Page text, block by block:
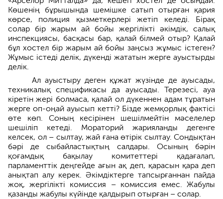
Көшенің бұрышында шемішке сатып отырған қария
көрсе, полиция қызметкерлері жетіп келеді. Бірақ
солар бір жарым ай бойы жергілікті әкімдік, салық
инспекциясы, басқасы бар, қалай білмей отыр? Қалай
бұл хостел бір жарым ай бойы заңсыз жұмыс істеген?
Жұмыс істеді делік, дүкенді жататын жерге ауыстырды
делік.
Ал ауыстыру деген құжат жүзінде де ауысады,
техникалық спецификасы да ауысады. Терезесі, ауа
кіретін жері болмаса, қалай ол дүкеннен адам тұратын
жерге оп-оңай ауысып кетті? Бізде жемқорлық фактісі
өте көп. Соның кесірінен шешілмейтін мәселелер
шешіліп кетеді. Мораторий жарияланды дегенге
келсек, ол – сылтау, жай ғана өтірік сылтау. Сондықтан
бәрі де сыбайластықтың салдары. Осының бәрін
қоғамдық бақылау комитеттері қадағалап,
парламенттік деңгейде ағын ақ деп, қарасын қара деп
анықтап алу керек. Әкімдіктерге тапсырғаннан пайда
жоқ, жергілікті комиссия – комиссия емес. Жабулы
қазанды жабулы күйінде қалдырып отырған – солар.